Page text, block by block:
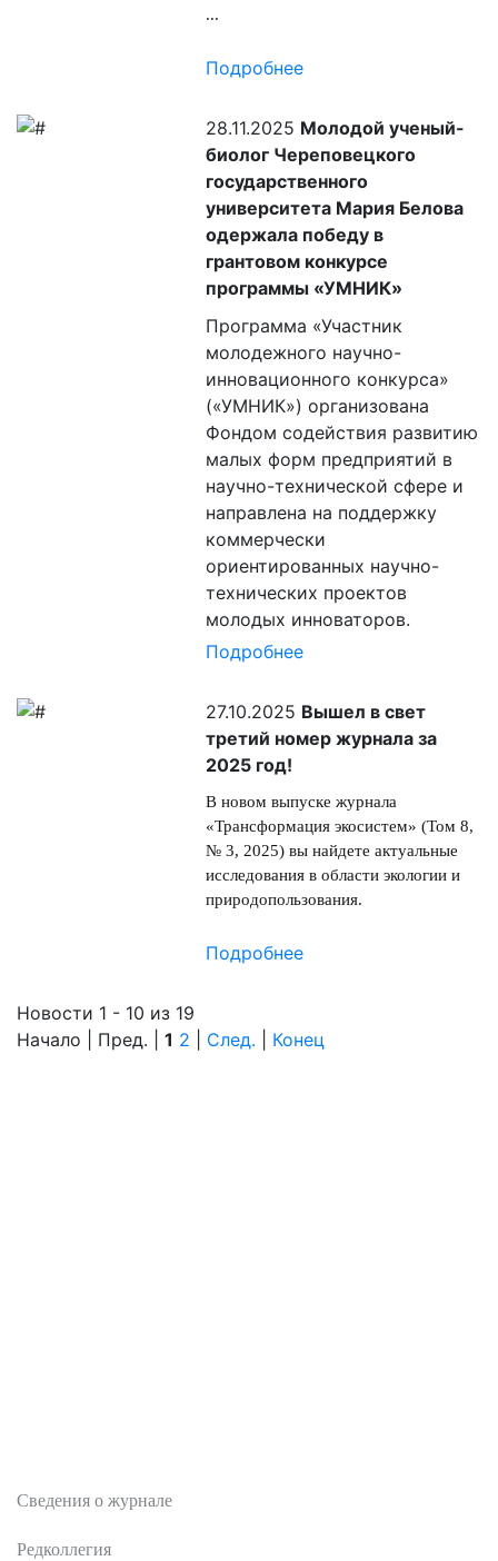
...
Подробнее
28.11.2025 Молодой ученый-
биолог Череповецкого
государственного
университета Мария Белова
одержала победу в
грантовом конкурсе
программы «УМНИК»
Программа «Участник
молодежного научно-
инновационного конкурса»
(«УМНИК») организована
Фондом содействия развитию
малых форм предприятий в
научно-технической сфере и
направлена на поддержку
коммерчески
ориентированных научно-
технических проектов
молодых инноваторов.
Подробнее
27.10.2025 Вышел в свет
третий номер журнала за
2025 год!
В новом выпуске журнала
«Трансформация экосистем» (Том 8,
№ 3, 2025) вы найдете актуальные
исследования в области экологии и
природопользования.
Подробнее
Новости 1 - 10 из 19
Начало | Пред. | 1 2 След. Конец
Сведения о журнале
Редколлегия